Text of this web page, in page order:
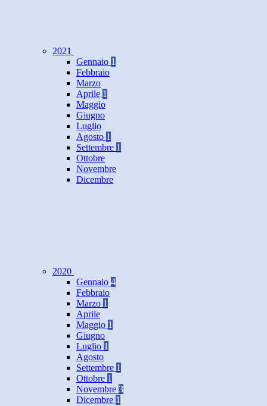
2021
Gennaio 1
Febbraio
Marzo
Aprile 1
Maggio
Giugno
Luglio
Agosto 1
Settembre 1
Ottobre
Novembre
Dicembre
2020
Gennaio 4
Febbraio
Marzo 1
Aprile
Maggio 1
Giugno
Luglio 1
Agosto
Settembre 1
Ottobre 1
Novembre 3
Dicembre 1